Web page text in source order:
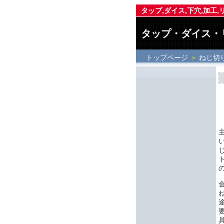
タップ,ダイス,下穴,加工,
タップ・ダイス・
トップページ ＞ ねじ切